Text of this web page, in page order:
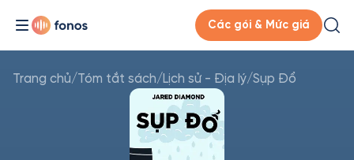
Các gói & Mức giá
Trang chủ/Tóm tắt sách/Lịch sử - Địa lý/Sụp Đổ